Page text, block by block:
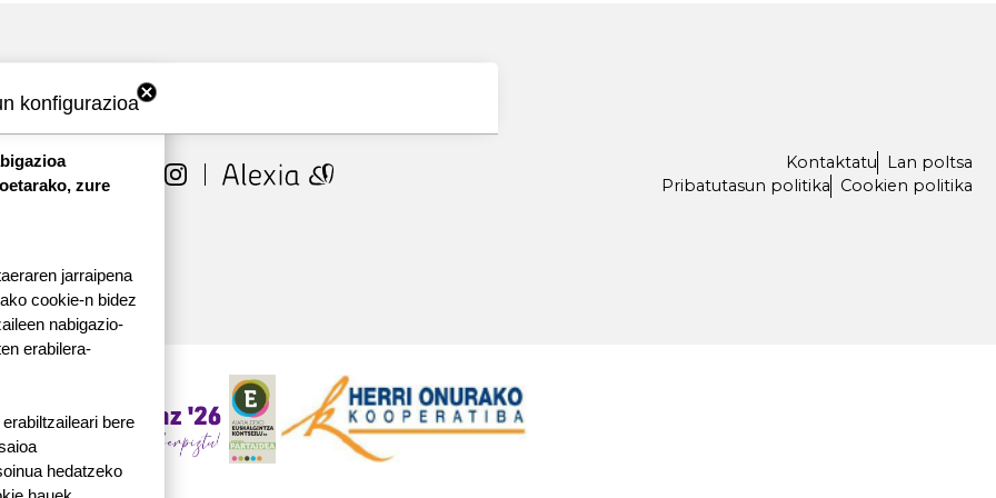
Kontaktatu
Lan poltsa
Pribatutasun politika Cookien politika
konfigurazioa
zure
jarraipena
cookie-n bidez
nabigazio-
erabilera-
bere
hedatzeko